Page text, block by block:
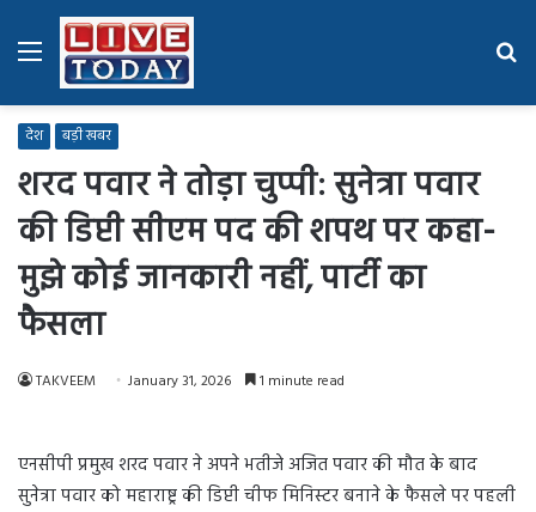
Menu
देश बड़ी खबर
शरद पवार ने तोड़ा चुप्पी: सुनेत्रा पवार
की डिप्टी सीएम पद की शपथ पर कहा-
मुझे कोई जानकारी नहीं, पार्टी का
फैसला
TAKVEEM January 31, 2026 1 minute read
एनसीपी प्रमुख शरद पवार ने अपने भतीजे अजित पवार की मौत के बाद
सुनेत्रा पवार को महाराष्ट्र की डिप्टी चीफ मिनिस्टर बनाने के फैसले पर पहली